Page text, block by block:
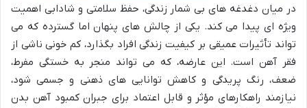
در میان دغدغه های بی شمار زندگی، حفظ سلامتی و شادابی اهمیت
ویژه ای پیدا می کند. یکی از چالش های پنهان اما گسترده که می
تواند تأثیرات عمیقی بر کیفیت زندگی افراد بگذارد، کم خونی ناشی از
فقر آهن است. این عارضه، که می تواند منجر به خستگی مفرط،
ضعف، رنگ پریدگی و کاهش توانایی های ذهنی و جسمی شود،
نیازمند راهکارهای مؤثر و قابل اعتماد برای جبران کمبود آهن بدن